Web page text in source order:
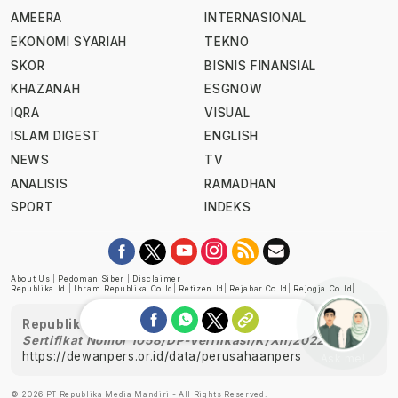
AMEERA
EKONOMI SYARIAH
SKOR
KHAZANAH
IQRA
ISLAM DIGEST
NEWS
ANALISIS
SPORT
INTERNASIONAL
TEKNO
BISNIS FINANSIAL
ESGNOW
VISUAL
ENGLISH
TV
RAMADHAN
INDEKS
About Us Pedoman Siber
Disclaimer
Republika.id
Ihram.republika.co.id Retizen.id Rejabar.co.id Rejogja.co.id
Republika telah diverifikasi oleh Dewan Pers
Sertifikat Nomor 1058/DP-Verifikasi/K/XII/2022
https://dewanpers.or.id/data/perusahaanpers
© 2026 PT Republika Media Mandiri - All Rights Reserved.